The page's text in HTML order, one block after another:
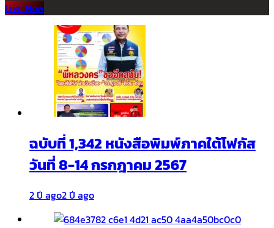
Live Now
ฉบับที่ 1,342 หนังสือพิมพ์ภาคใต้โฟกัส
วันที่ 8-14 กรกฎาคม 2567
2 ปี ago2 ปี ago